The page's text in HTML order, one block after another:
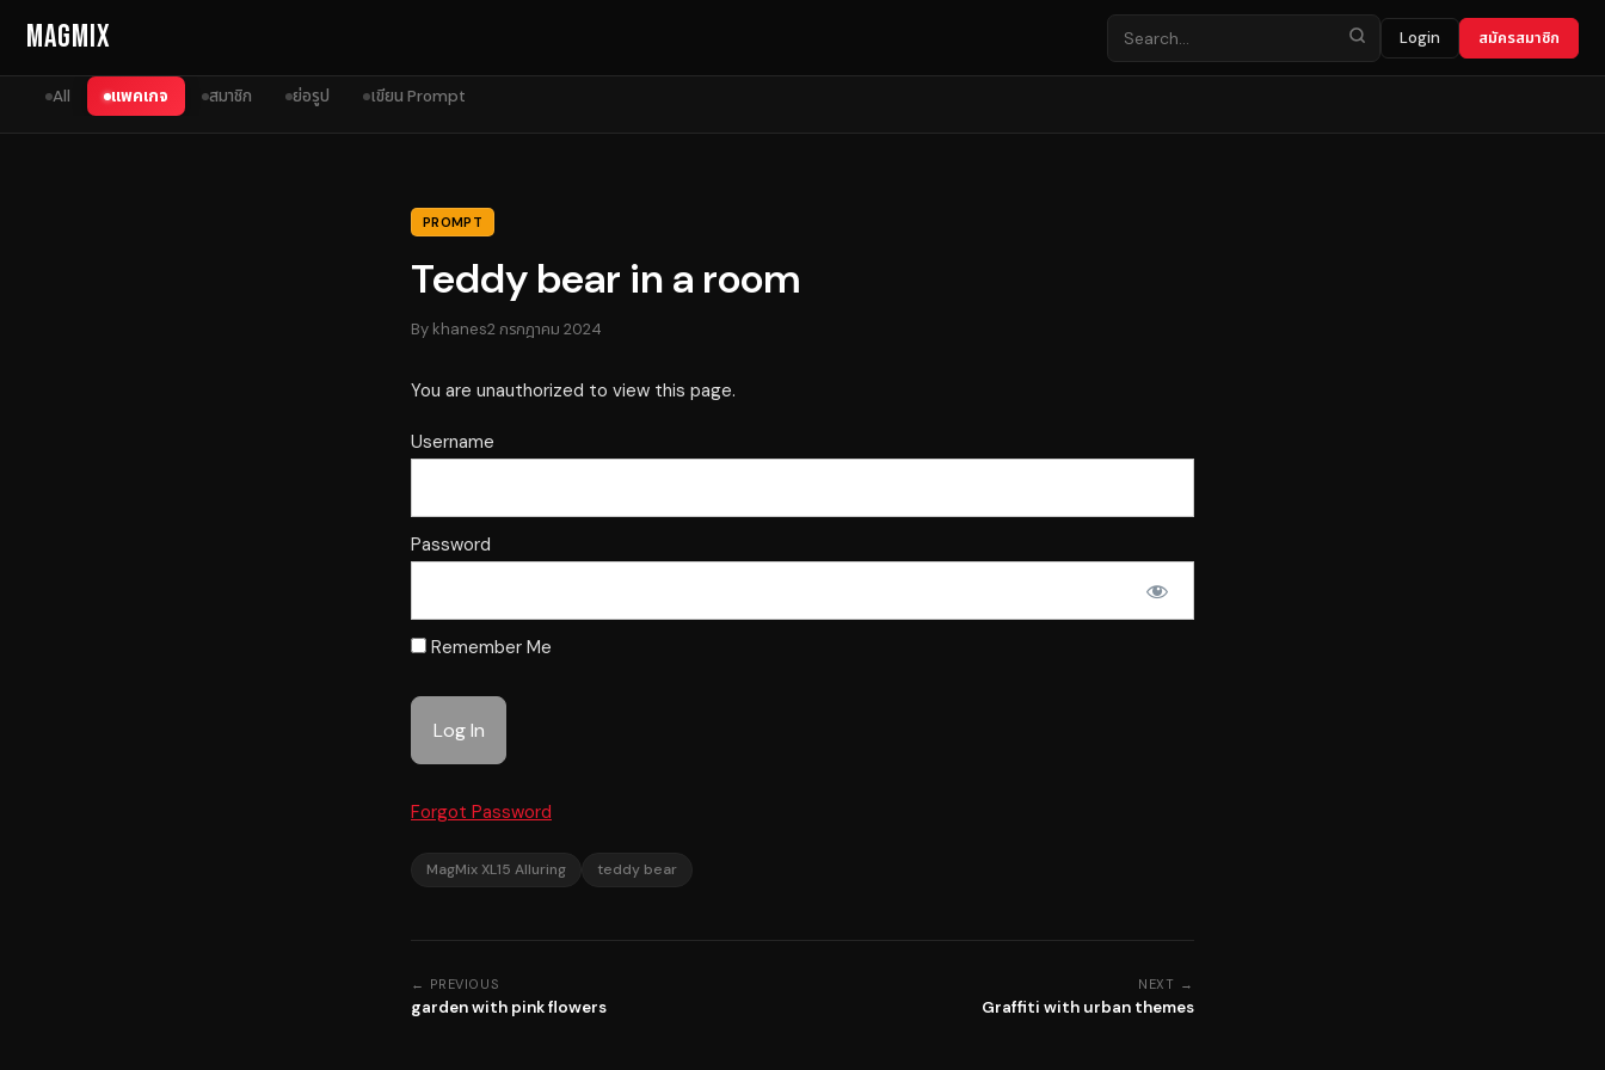
MagMix Login สมัครสมาชิก
All แพคเกจ สมาชิก ย่อรูป เขียน Prompt
PROMPT
Teddy bear in a room
By khanes2 กรกฎาคม 2024
You are unauthorized to view this page.
Username
Password
Remember Me
Forgot Password
MagMix XL15 Alluring teddy bear
← PREVIOUS
garden with pink flowers
NEXT →
Graffiti with urban themes